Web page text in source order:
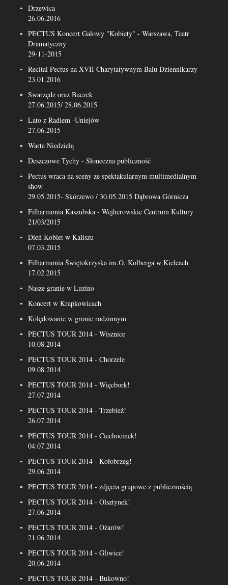
Drzewica
26.06.2016
PECTUS Koncert Galowy "Kobiety" - Warszawa, Teatr
Dramatyczny
29-11-2015
Recital Pectus na XVII Charytatywnym Balu Dziennikarzy
23.01.2016
Swarzędz oraz Buczek
27.06.2015/ 28.06.2015
Lato z Radiem -Uniejów
27.06.2015
Warta Niedzielą
Deszczowe Tychy - Słoneczna publiczność
Pectus wraca na sceny ze spektakularnym multimedialnym
show
29.05.2015- Skórzewo / 30.05.2015 Dąbrowa Górnicza
Filharmonia Kaszubska - Wejherowskie Centrum Kultury
21/03/2015
Dień Kobiet w Kaliszu
07.03.2015
Filharmonia Świętokrzyska im.O. Kolberga w Kielcach
17.02.2015
Nasze granie w Luzino
Koncert w Krapkowicach
Kolędowanie w gronie rodzinnym
PECTUS TOUR 2014 - Wisznice
10.08.2014
PECTUS TOUR 2014 - Chorzele
09.08.2014
PECTUS TOUR 2014 - Więcbork!
27.07.2014
PECTUS TOUR 2014 - Trzebież!
26.07.2014
PECTUS TOUR 2014 - Ciechocinek!
04.07.2014
PECTUS TOUR 2014 - Kołobrzeg!
29.06.2014
PECTUS TOUR 2014 - zdjęcia grupowe z publicznością
PECTUS TOUR 2014 - Olsztynek!
27.06.2014
PECTUS TOUR 2014 - Ożarów!
21.06.2014
PECTUS TOUR 2014 - Gliwice!
20.06.2014
PECTUS TOUR 2014 - Bukowno!